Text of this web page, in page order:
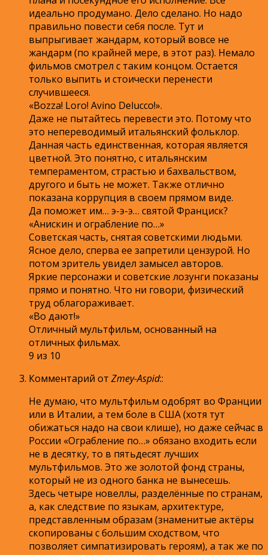
идеально продумано. Дело сделано. Но надо
правильно повести себя после. Тут и
выпрыгивает жандарм, который вовсе не
жандарм (по крайней мере, в этот раз). Немало
фильмов смотрел с таким концом. Остается
только выпить и стоически перенести
случившееся.
«Bozza! Loro! Avino Delucco!».
Даже не пытайтесь перевести это. Потому что
это непереводимый итальянский фольклор.
Данная часть единственная, которая является
цветной. Это понятно, с итальянским
темпераментом, страстью и бахвальством,
другого и быть не может. Также отлично
показана коррупция в своем прямом виде.
Да поможет им… э-э-э… святой Франциск?
«Анискин и ограбление по…»
Советская часть, снятая советскими людьми.
Ясное дело, сперва ее запретили цензурой. Но
потом зритель увидел замысел авторов.
Яркие персонажи и советские лозунги показаны
прямо и понятно. Что ни говори, физический
труд облагораживает.
«Во дают!»
Отличный мультфильм, основанный на
отличных фильмах.
9 из 10
Комментарий от Zmey-Aspid::
Не думаю, что мультфильм одобрят во Франции
или в Италии, а тем боле в США (хотя тут
обижаться надо на свои клише), но даже сейчас в
России «Ограбление по…» обязано входить если
не в десятку, то в пятьдесят лучших
мультфильмов. Это же золотой фонд страны,
который не из одного банка не вынесешь.
Здесь четыре новеллы, разделённые по странам,
а, как следствие по языкам, архитектуре,
представленным образам (знаменитые актёры
скопированы с большим сходством, что
позволяет симпатизировать героям), а так же по